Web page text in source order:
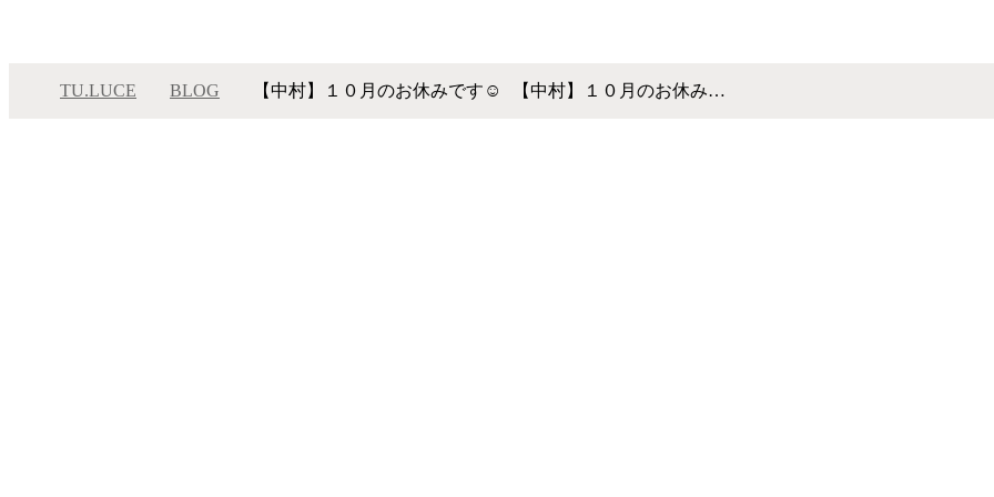
TU.LUCE BLOG 【中村】１０月のお休みです☺ 【中村】１０月のお休み…